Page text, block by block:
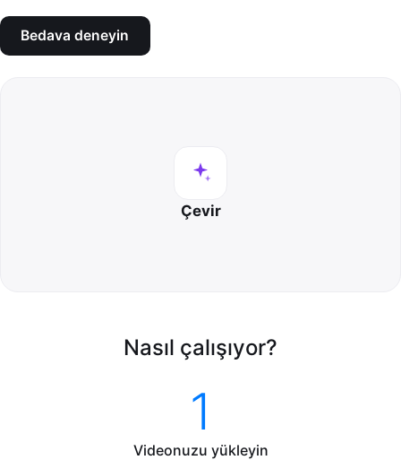
Bedava deneyin
Çevir
Nasıl çalışıyor?
1
Videonuzu yükleyin